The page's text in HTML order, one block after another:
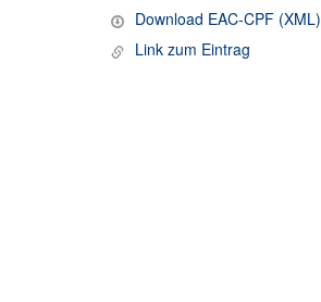
Download EAC-CPF (XML)
Link zum Eintrag